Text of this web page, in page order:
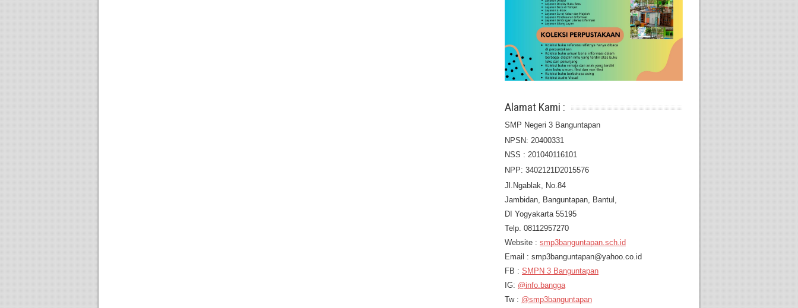
Alamat Kami :
SMP Negeri 3 Banguntapan
NPSN: 20400331
NSS : 201040116101
NPP: 3402121D2015576
Jl.Ngablak, No.84
Jambidan, Banguntapan, Bantul,
DI Yogyakarta 55195
Telp. 08112957270
Website : smp3banguntapan.sch.id
Email : smp3banguntapan@yahoo.co.id
FB : SMPN 3 Banguntapan
IG: @info.bangga
Tw : @smp3banguntapan